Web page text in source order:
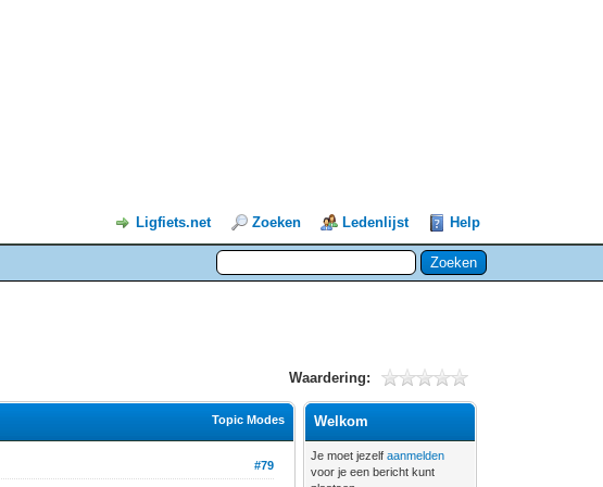
Ligfiets.net Zoeken Ledenlijst Help
Waardering:
Topic Modes
#79
Welkom
Je moet jezelfaanmelden
voor je een bericht kunt